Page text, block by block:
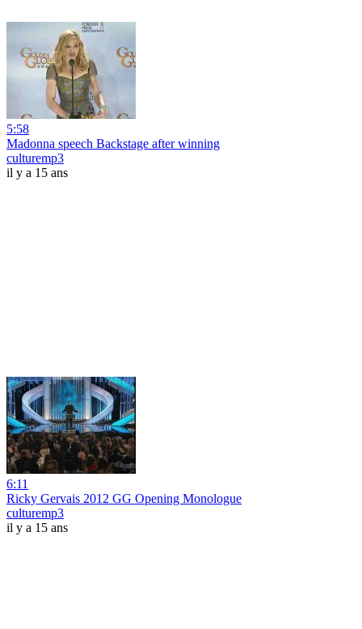
5:58
Madonna speech Backstage after winning
culturemp3
il y a 15 ans
6:11
Ricky Gervais 2012 GG Opening Monologue
culturemp3
il y a 15 ans